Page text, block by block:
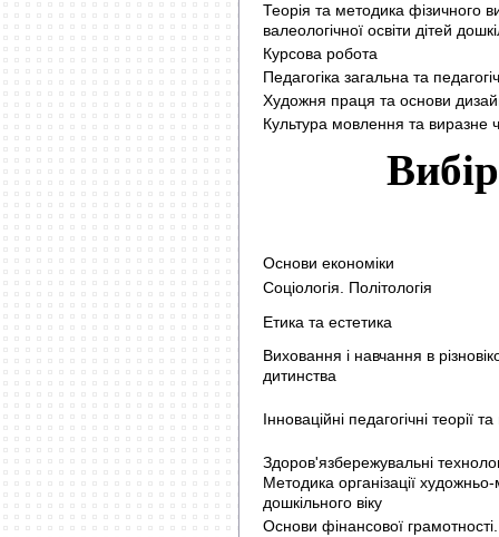
Теорія та методика фізичного
валеологічної освіти дітей
Курсова робота
Педагогіка загальна та
Художня праця та основи
Культура мовлення та виразне
Основи економіки
Соціологія. Політологія
Етика та естетика
Виховання і навчання в
дитинства
Інноваційні педагогічні теорії
Здоров'язбережувальні
Методика організації
дошкільного віку
Основи фінансової грамотності.